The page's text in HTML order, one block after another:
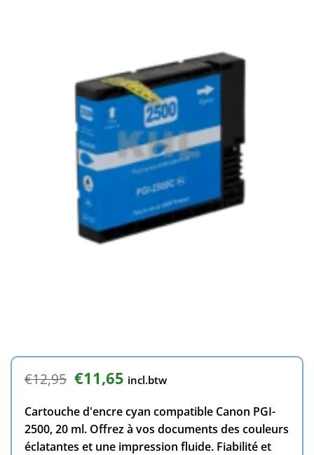
€12,95 Le
prix
initial
était :
€12,95.
€11,65Le
prix
est :
€11,65.
incl.btw
Cartouche d'encre cyan compatible Canon PGI-
2500, 20 ml. Offrez à vos documents des couleurs
éclatantes et une impression fluide. Fiabilité et